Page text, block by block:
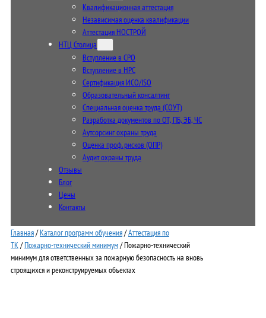
Квалификационная аттестация
Независимая оценка квалификации
Аттестация НОСТРОЙ
НТЦ Столица
Вступление в СРО
Вступление в НРС
Сертификация ИСО/ISO
Образовательный консалтинг
Специальная оценка труда (СОУТ)
Разработка документов по ОТ, ПБ, ЭБ, ЧС
Аутсорсинг охраны труда
Оценка проф. рисков (ОПР)
Аудит охраны труда
Отзывы
Блог
Цены
Контакты
Главная/Каталог программ обучения/Аттестация по
ТК/Пожарно-технический минимум/ Пожарно-технический
минимум для ответственных за пожарную безопасность на вновь
строящихся и реконструируемых объектах